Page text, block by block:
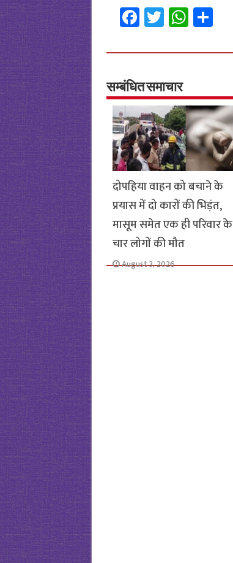
Fa
ce
b
o
o
k
T
wi
tt
er
W
h
at
p
p
S
h
ar
सम्बंधित समाचार
दोपहिया वाहन को बचाने के
प्रयास में दो कारों की भिड़ंत,
मासूम समेत एक ही परिवार के
चार लोगों की मौत
August 3, 2026